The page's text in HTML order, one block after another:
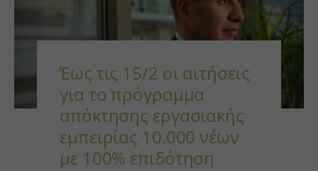
Έως τις 15/2 οι αιτήσεις
για το πρόγραμμα
απόκτησης εργασιακής
εμπειρίας 10.000 νέων
με 100% επιδότηση